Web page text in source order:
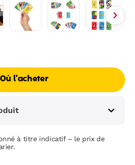
Où l'acheter
à titre indicatif – le prix de